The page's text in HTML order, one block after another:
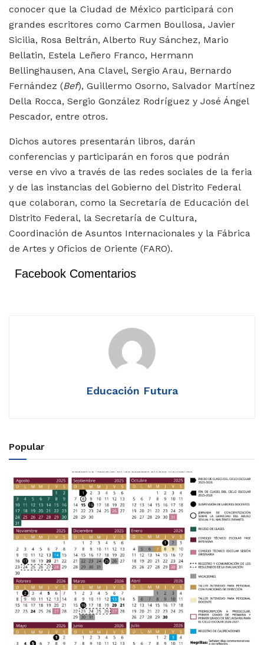
conocer que la Ciudad de México participará con
grandes escritores como Carmen Boullosa, Javier
Sicilia, Rosa Beltrán, Alberto Ruy Sánchez, Mario
Bellatin, Estela Leñero Franco, Hermann
Bellinghausen, Ana Clavel, Sergio Arau, Bernardo
Fernández (Bef), Guillermo Osorno, Salvador Martínez
Della Rocca, Sergio González Rodríguez y José Ángel
Pescador, entre otros.
Dichos autores presentarán libros, darán
conferencias y participarán en foros que podrán
verse en vivo a través de las redes sociales de la feria
y de las instancias del Gobierno del Distrito Federal
que colaboran, como la Secretaría de Educación del
Distrito Federal, la Secretaría de Cultura,
Coordinación de Asuntos Internacionales y la Fábrica
de Artes y Oficios de Oriente (FARO).
Facebook Comentarios
Educación Futura
Popular